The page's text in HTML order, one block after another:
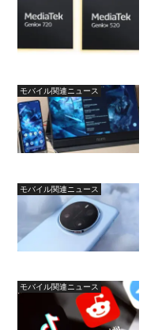
モバイル関連ニュース
モバイル関連ニュース
モバイル関連ニュース